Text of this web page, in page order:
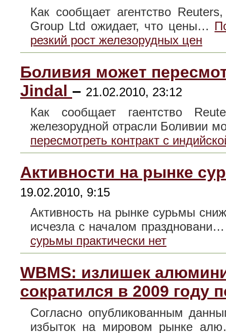
Как сообщает агентство
Group Ltd ожидает, что цены…
резкий рост железорудных цен
Боливия может
Jindal – 21.02.2010, 23:12
Как сообщает гаентство
железорудной отрасли Боливии
пересмотреть контракт с
Активности на рынке
19.02.2010, 9:15
Активность на рынке сурьмы
исчезла с началом
сурьмы практически нет
WBMS: излишек
сократился в 2009 году
Согласно опубликованным
избыток на мировом рынке